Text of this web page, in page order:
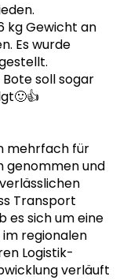
kg Gewicht an
Es wurde
soll sogar
mehrfach für
genommen und
Transport
es sich um eine
regionalen
Logistik-
verläuft